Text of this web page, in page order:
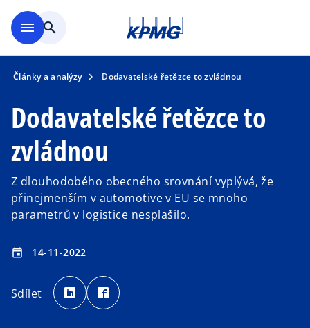
menu search
Články a analýzy Dodavatelské řetězce to zvládnou
Dodavatelské řetězce to
zvládnou
Z dlouhodobého obecného srovnání vyplývá, že
přinejmenším v automotive v EU se mnoho
parametrů v logistice nesplašilo.
event 14-11-2022
Sdílet p
e
n
p
e